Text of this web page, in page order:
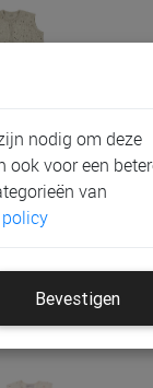
Baby, 110
Maanden, 0.3…
nodig om deze
ook voor een
van
Bevestigen